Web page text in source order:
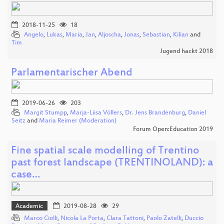
2018-11-25
18
Angelo, Lukas, Maria, Jan, Aljoscha, Jonas, Sebastian, Kilian and
Tim
Jugend hackt 2018
Parlamentarischer Abend
2019-06-26
203
Margit Stumpp, Marja-Liisa Völlers, Dr. Jens Brandenburg, Daniel
Seitz and Maria Reimer (Moderation)
Forum Open:Education 2019
Fine spatial scale modelling of Trentino
past forest landscape (TRENTINOLAND): a
case…
Academic 2019-08-28
29
Marco Ciolli, Nicola La Porta, Clara Tattoni, Paolo Zatelli, Duccio